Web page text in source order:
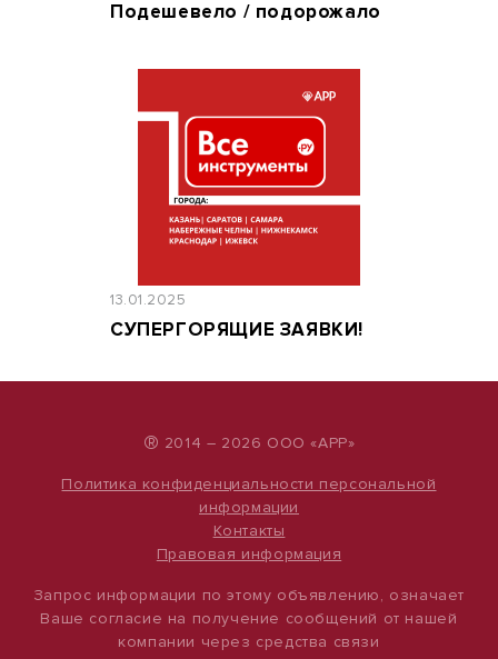
Подешевело / подорожало
13.01.2025
СУПЕРГОРЯЩИЕ ЗАЯВКИ!
® 2014 – 2026 ООО «АРР»
Политика конфиденциальности персональной
информации
Контакты
Правовая информация
Запрос информации по этому объявлению, означает
Ваше согласие на получение сообщений от нашей
компании через средства связи